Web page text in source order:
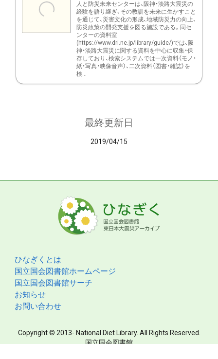
人と防災未来センターは、阪神・淡路大震災の
経験を語り継ぎ、その教訓を未来に生かすこと
を通じて、災害文化の形成、地域防災力の向上、
防災政策の開発支援を図る施設である。同セ
ンターの資料室
(https://www.dri.ne.jp/library/guide/)では、阪
神・淡路大震災に関する資料を中心に収集・保
存しており、検索システムでは一次資料（モノ・
紙・写真・映像音声）、二次資料（図書・雑誌）を
検...
最終更新日
2019/04/15
ひなぎくとは
国立国会図書館ホームページ
国立国会図書館サーチ
お知らせ
お問い合わせ
Copyright © 2013- National Diet Library. All Rights Reserved.